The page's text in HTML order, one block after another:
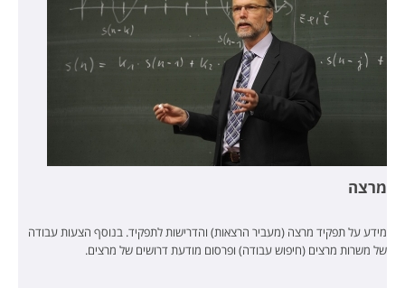
מרצה
מידע על תפקיד מרצה (מעביר הרצאות) והדרישות לתפקיד. בנוסף הצעות עבודה
של משרות מרצים (חיפוש עבודה) ופרסום מודעת דרושים של מרצים.